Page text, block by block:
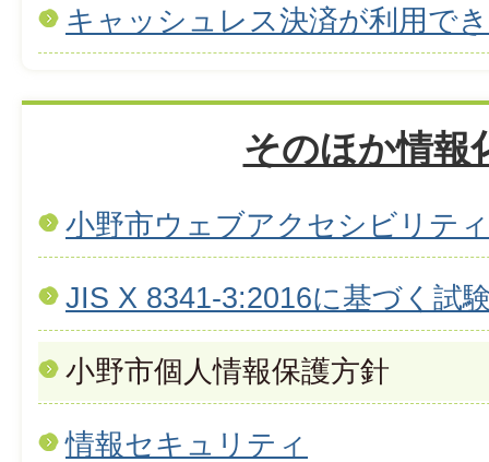
キャッシュレス決済が利用で
そのほか情報
小野市ウェブアクセシビリテ
JIS X 8341-3:2016に基づく試
小野市個人情報保護方針
情報セキュリティ